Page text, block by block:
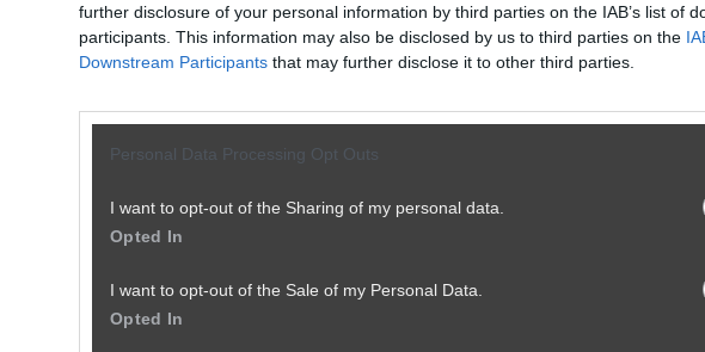
further disclosure of your personal information by third parties on the IAB’s list of
participants. This information may also be disclosed by us to third parties on the
Downstream Participants that may further disclose it to other third parties.
Personal Data Processing Opt Outs
I want to opt-out of the Sharing of my personal data.
Opted In
I want to opt-out of the Sale of my Personal Data.
Opted In